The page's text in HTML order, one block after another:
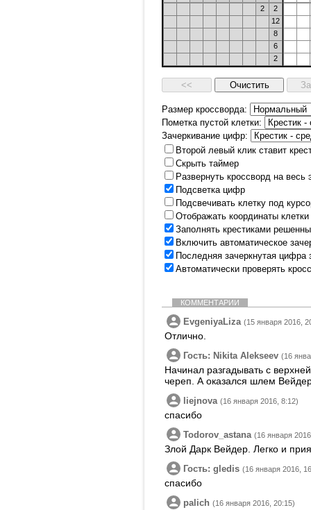
2
2
12
8
6
2
Размер кроссворда:
Пометка пустой клетки:
Зачеркивание цифр:
Второй левый клик ставит
Скрыть таймер
Развернуть кроссворд на
Подсветка цифр
Подсвечивать клетку под
Отображать координаты
Заполнять крестиками
Включить автоматическое
Последняя зачеркнутая цифра
Автоматически проверять
КОММЕНТАРИИ
EvgeniyaLiza (15 января 2016,
Отлично.
Гость: Nikita Alekseev (16
Начинал разгадывать с
череп. А оказался шлем
liejnova (16 января 2016, 8:12)
спасибо
Todorov_astana (16 января
Злой Дарк Вейдер. Легко и
Гость: gledis (16 января 2016,
спасибо
palich (16 января 2016, 20:15)